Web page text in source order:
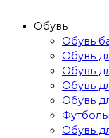
Обувь
Обувь
Обувь
Обувь
Обувь
Обувь
Обувь